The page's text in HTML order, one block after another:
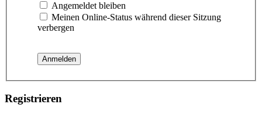
Angemeldet bleiben
Meinen Online-Status während dieser Sitzung
verbergen
Registrieren